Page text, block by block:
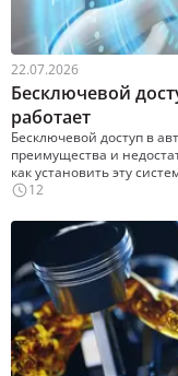
22.07.2026
Бесключевой
работает
Бесключевой доступ в
преимущества и
как установить эту
12